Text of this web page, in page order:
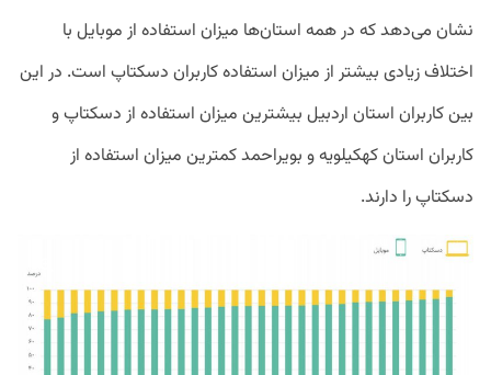
نشان می‌دهد که در همه استان‌ها میزان استفاده از موبایل با
اختلاف زیادی بیشتر از میزان استفاده کاربران دسکتاپ است. در این
بین کاربران استان اردبیل بیشترین میزان استفاده از دسکتاپ و
کاربران استان کهکیلویه و بویراحمد کمترین میزان استفاده از
دسکتاپ را دارند.